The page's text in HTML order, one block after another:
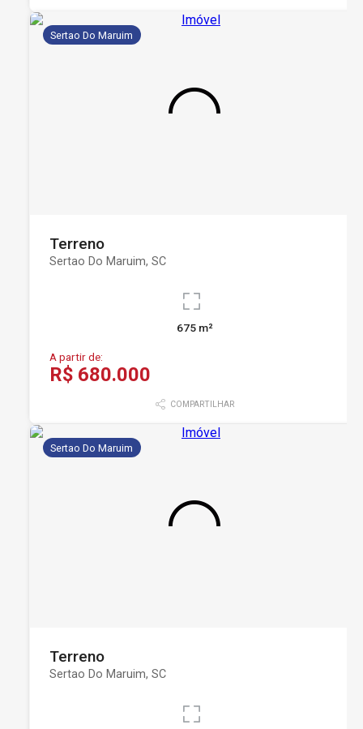
Sertao Do Maruim
Terreno
Sertao Do Maruim, SC
675 m²
A partir de:
R$ 680.000
COMPARTILHAR
Sertao Do Maruim
Terreno
Sertao Do Maruim, SC